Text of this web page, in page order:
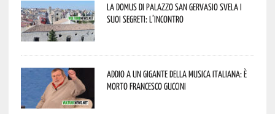
La Domus di Palazzo San Gervasio svela i
suoi segreti: l’incontro
Addio a un gigante della musica italiana: è
morto Francesco Guccini